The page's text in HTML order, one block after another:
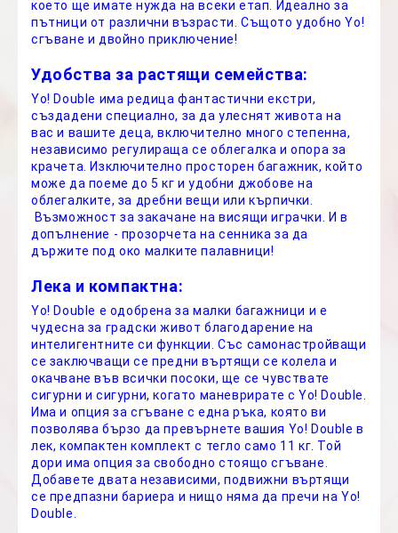
което ще имате нужда на всеки етап. Идеално за
пътници от различни възрасти. Същото удобно Yo!
сгъване и двойно приключение!
Удобства за растящи семейства:
Yo! Double има редица фантастични екстри,
създадени специално, за да улеснят живота на
вас и вашите деца, включително много степенна,
независимо регулираща се облегалка и опора за
крачета. Изключително просторен багажник, който
може да поеме до 5 кг и удобни джобове на
облегалките, за дребни вещи или кърпички.
Възможност за закачане на висящи играчки. И в
допълнение - прозорчета на сенника за да
държите под око малките палавници!
Лека и компактна:
Yo! Double е одобрена за малки багажници и е
чудесна за градски живот благодарение на
интелигентните си функции. Със самонастройващи
се заключващи се предни въртящи се колела и
окачване във всички посоки, ще се чувствате
сигурни и сигурни, когато маневрирате с Yo! Double.
Има и опция за сгъване с една ръка, която ви
позволява бързо да превърнете вашия Yo! Double в
лек, компактен комплект с тегло само 11 кг. Той
дори има опция за свободно стоящо сгъване.
Добавете двата независими, подвижни въртящи
се предпазни бариера и нищо няма да пречи на Yo!
Double.